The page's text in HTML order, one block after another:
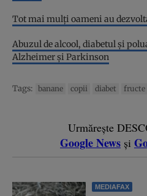
Tot mai mulți oameni au
Abuzul de alcool, diabetul și
Alzheimer și Parkinson
Tags: banane copii diabet fructe
Urmărește
Google News și
MEDIAFAX